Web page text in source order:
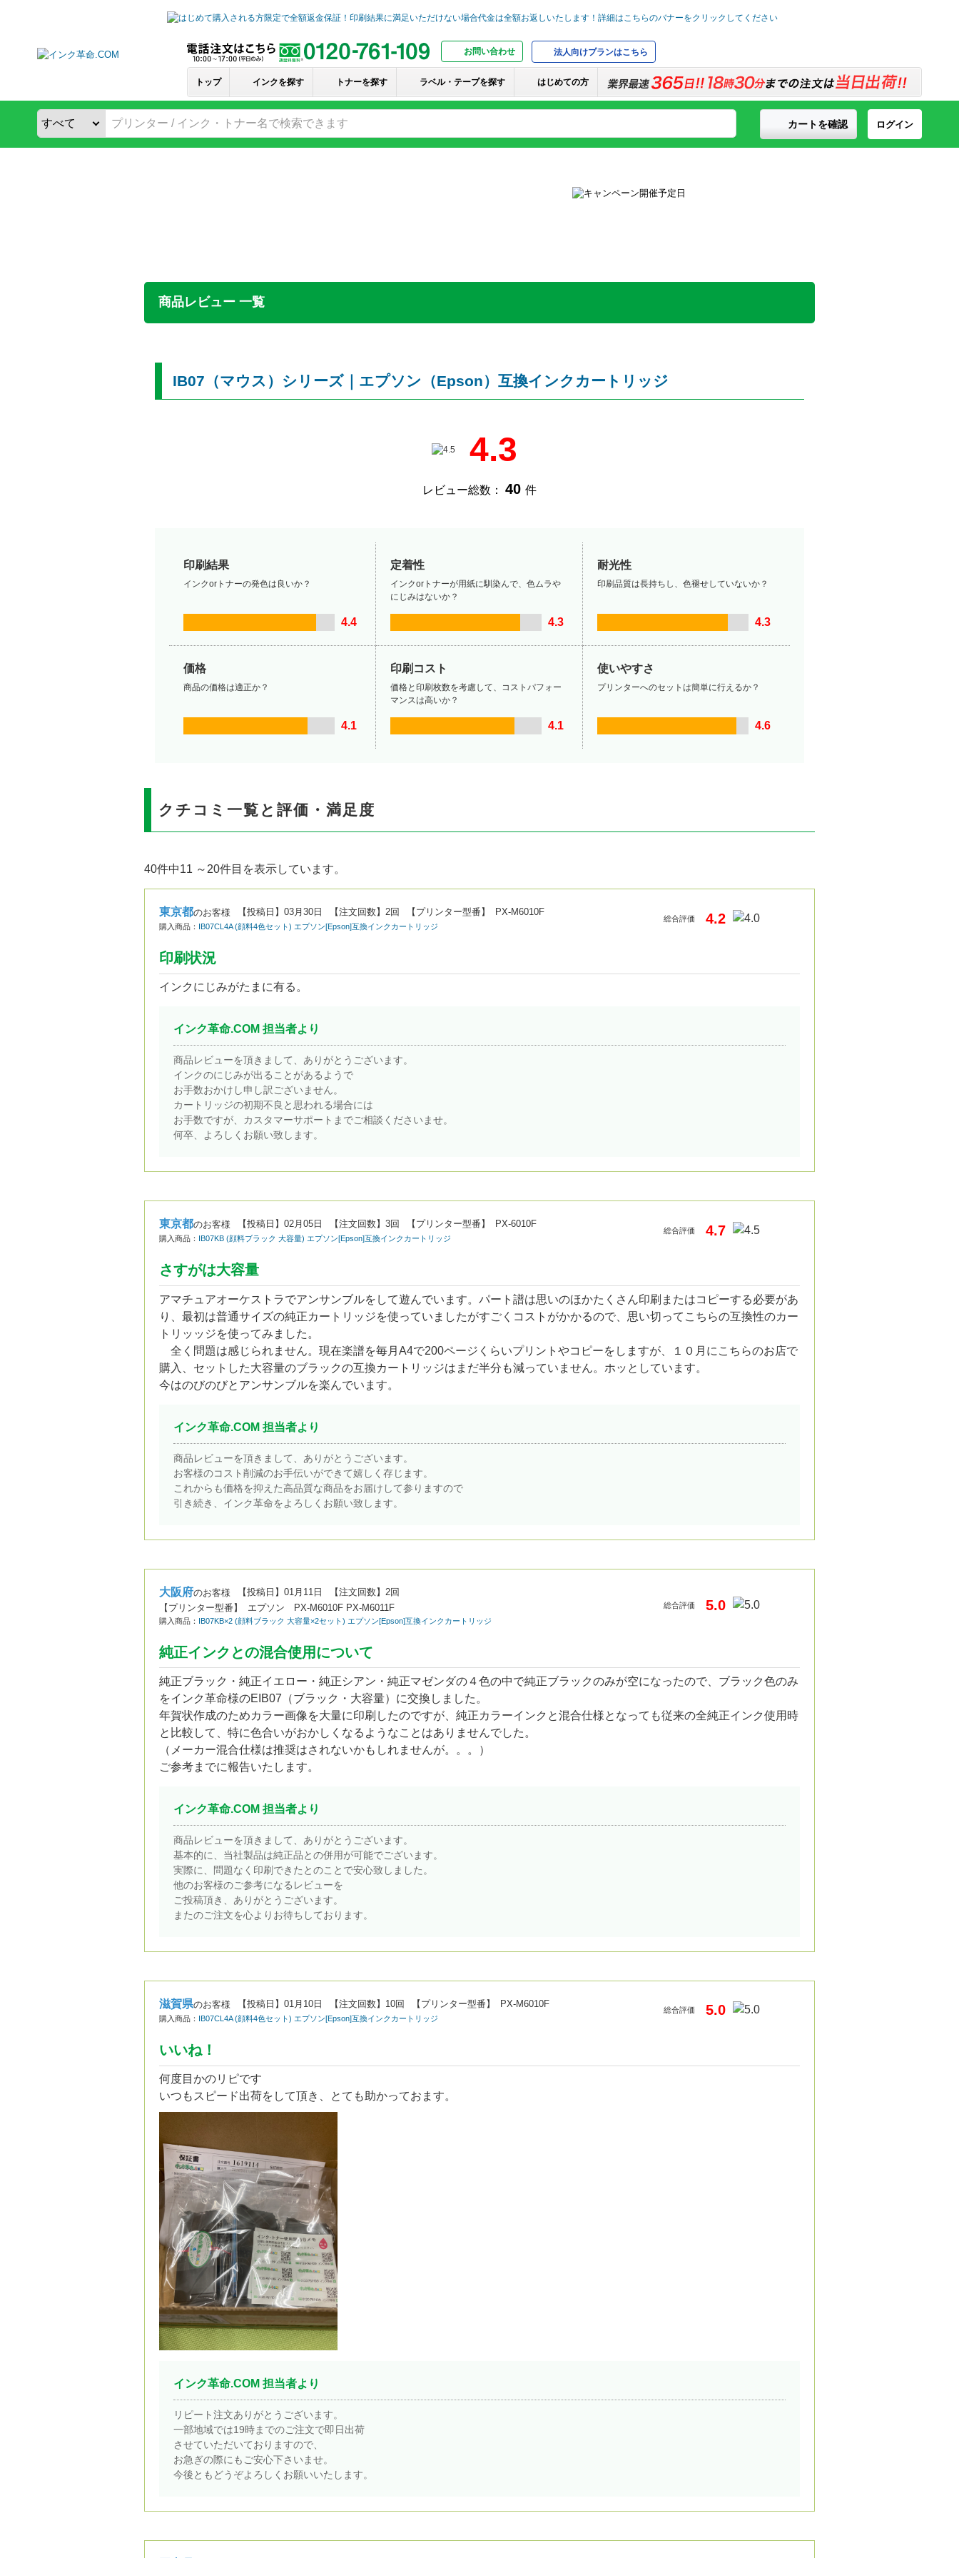
お問い合わせ 法人向けプランはこちら
トップ インクを探す トナーを探す ラベル・テープを探す はじめての方
ログイン
カートを確認
商品レビュー 一覧
IB07（マウス）シリーズ｜エプソン（Epson）互換インクカートリッジ
4.3
レビュー総数： 40 件
印刷結果
インクorトナーの発色は良いか？
4.4
定着性
インクorトナーが用紙に馴染んで、色ムラや
にじみはないか？
4.3
耐光性
印刷品質は長持ちし、色褪せしていないか？
4.3
価格
商品の価格は適正か？
4.1
印刷コスト
価格と印刷枚数を考慮して、コストパフォー
マンスは高いか？
4.1
使いやすさ
プリンターへのセットは簡単に行えるか？
4.6
クチコミ一覧と評価・満足度
40件中11 ～20件目を表示しています。
東京都のお客様 【投稿日】 03月30日 【注文回数】 2回 【プリンター型番】 PX-M6010F
購入商品： IB07CL4A (顔料4色セット) エプソン[Epson]互換インクカートリッジ
総合評価 4.2
印刷状況
インクにじみがたまに有る。
インク革命.COM 担当者より
商品レビューを頂きまして、ありがとうございます。
インクのにじみが出ることがあるようで
お手数おかけし申し訳ございません。
カートリッジの初期不良と思われる場合には
お手数ですが、カスタマーサポートまでご相談くださいませ。
何卒、よろしくお願い致します。
東京都のお客様 【投稿日】 02月05日 【注文回数】 3回 【プリンター型番】 PX-6010F
購入商品： IB07KB (顔料ブラック 大容量) エプソン[Epson]互換インクカートリッジ
総合評価 4.7
さすがは大容量
アマチュアオーケストラでアンサンブルをして遊んでいます。パート譜は思いのほかたくさん印刷またはコピーする必要があ
り、最初は普通サイズの純正カートリッジを使っていましたがすごくコストがかかるので、思い切ってこちらの互換性のカー
トリッッジを使ってみました。
全く問題は感じられません。現在楽譜を毎月A4で200ページくらいプリントやコピーをしますが、１０月にこちらのお店で
購入、セットした大容量のブラックの互換カートリッジはまだ半分も減っていません。ホッとしています。
今はのびのびとアンサンブルを楽んでいます。
インク革命.COM 担当者より
商品レビューを頂きまして、ありがとうございます。
お客様のコスト削減のお手伝いができて嬉しく存じます。
これからも価格を抑えた高品質な商品をお届けして参りますので
引き続き、インク革命をよろしくお願い致します。
大阪府のお客様 【投稿日】 01月11日 【注文回数】 2回
【プリンター型番】
エプソン PX-M6010F PX-M6011F
購入商品： IB07KB×2 (顔料ブラック 大容量×2セット) エプソン[Epson]互換インクカートリッジ
総合評価 5.0
純正インクとの混合使用について
純正ブラック・純正イエロー・純正シアン・純正マゼンダの４色の中で純正ブラックのみが空になったので、ブラック色のみ
をインク革命様のEIB07（ブラック・大容量）に交換しました。
年賀状作成のためカラー画像を大量に印刷したのですが、純正カラーインクと混合仕様となっても従来の全純正インク使用時
と比較して、特に色合いがおかしくなるようなことはありませんでした。
（メーカー混合仕様は推奨はされないかもしれませんが。。。）
ご参考までに報告いたします。
インク革命.COM 担当者より
商品レビューを頂きまして、ありがとうございます。
基本的に、当社製品は純正品との併用が可能でございます。
実際に、問題なく印刷できたとのことで安心致しました。
他のお客様のご参考になるレビューを
ご投稿頂き、ありがとうございます。
またのご注文を心よりお待ちしております。
滋賀県のお客様 【投稿日】 01月10日 【注文回数】 10回 【プリンター型番】 PX-M6010F
購入商品： IB07CL4A (顔料4色セット) エプソン[Epson]互換インクカートリッジ
総合評価 5.0
いいね！
何度目かのリピです
いつもスピード出荷をして頂き、とても助かっておます。
インク革命.COM 担当者より
リピート注文ありがとうございます。
一部地域では19時までのご注文で即日出荷
させていただいておりますので、
お急ぎの際にもご安心下さいませ。
今後ともどうぞよろしくお願いいたします。